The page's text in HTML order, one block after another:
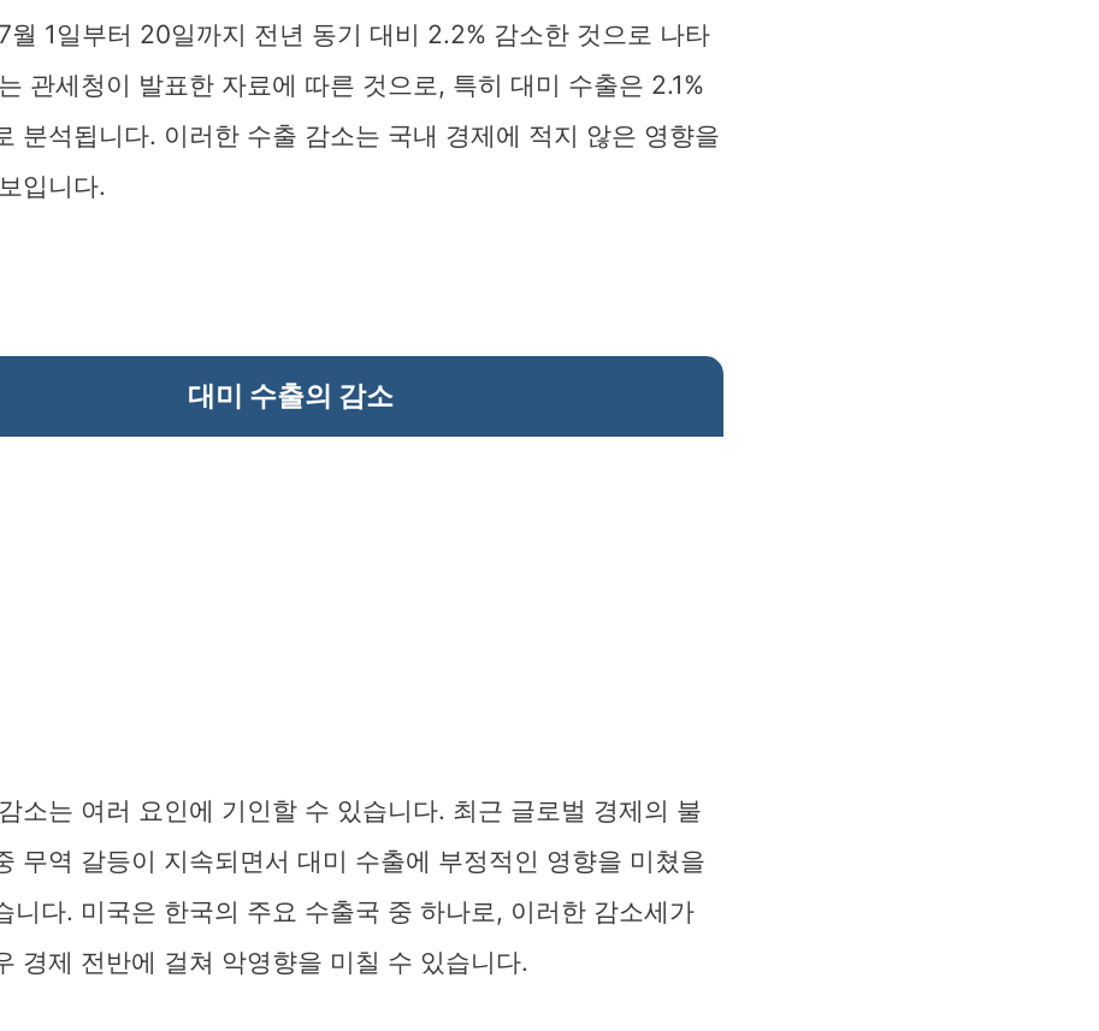
월 1일부터 20일까지 전년 동기 대비 2.2% 감소한 것으로 나타
관세청이 발표한 자료에 따른 것으로, 특히 대미 수출은 2.1%
분석됩니다. 이러한 수출 감소는 국내 경제에 적지 않은 영향을
입니다.
대미 수출의 감소
소는 여러 요인에 기인할 수 있습니다. 최근 글로벌 경제의 불
무역 갈등이 지속되면서 대미 수출에 부정적인 영향을 미쳤을
니다. 미국은 한국의 주요 수출국 중 하나로, 이러한 감소세가
경제 전반에 걸쳐 악영향을 미칠 수 있습니다.